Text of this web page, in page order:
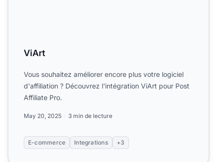
ViArt
Vous souhaitez améliorer encore plus votre logiciel
d'affiliation ? Découvrez l'intégration ViArt pour Post
Affiliate Pro.
May 20, 2025 3 min de lecture
E-commerce Integrations +3